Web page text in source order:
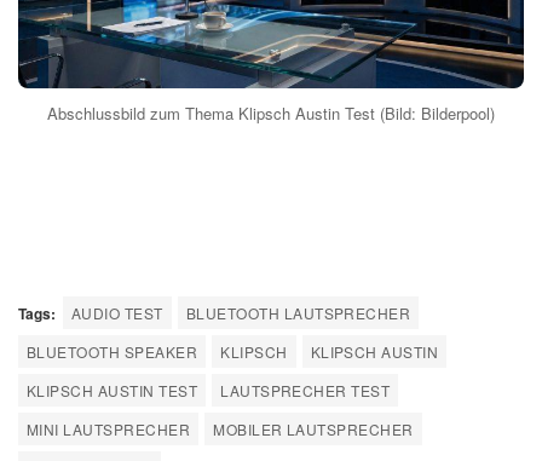
Abschlussbild zum Thema Klipsch Austin Test (Bild: Bilderpool)
Tags: AUDIO TEST
BLUETOOTH LAUTSPRECHER
BLUETOOTH SPEAKER
KLIPSCH
KLIPSCH AUSTIN
KLIPSCH AUSTIN TEST
LAUTSPRECHER TEST
MINI LAUTSPRECHER
MOBILER LAUTSPRECHER